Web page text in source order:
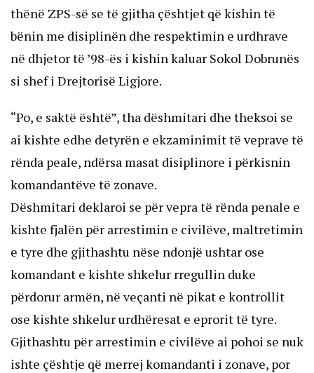
thënë ZPS-së se të gjitha çështjet që kishin të
bënin me disiplinën dhe respektimin e urdhrave
në dhjetor të ’98-ës i kishin kaluar Sokol Dobrunës
si shef i Drejtorisë Ligjore.
“Po, e saktë është”, tha dëshmitari dhe theksoi se
ai kishte edhe detyrën e ekzaminimit të veprave të
rënda peale, ndërsa masat disiplinore i përkisnin
komandantëve të zonave.
Dëshmitari deklaroi se për vepra të rënda penale e
kishte fjalën për arrestimin e civilëve, maltretimin
e tyre dhe gjithashtu nëse ndonjë ushtar ose
komandant e kishte shkelur rregullin duke
përdorur armën, në veçanti në pikat e kontrollit
ose kishte shkelur urdhëresat e eprorit të tyre.
Gjithashtu për arrestimin e civilëve ai pohoi se nuk
ishte çështje që merrej komandanti i zonave, por